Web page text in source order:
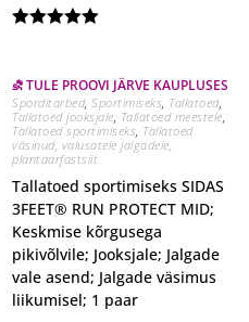
⛐ TULE PROOVI JÄRVE KAUPLUSES
Sporditarbed,Sportimiseks, Tallatoed,
Tallatoed jooksjale, Tallatoed meestele,
Tallatoed sportimiseks, Tallatoed
väsinud, valusatele jalgadele,
plantaarfastsiit
Tallatoed sportimiseks SIDAS
3FEET® RUN PROTECT MID;
Keskmise kõrgusega
pikivõlvile; Jooksjale; Jalgade
vale asend; Jalgade väsimus
liikumisel; 1 paar